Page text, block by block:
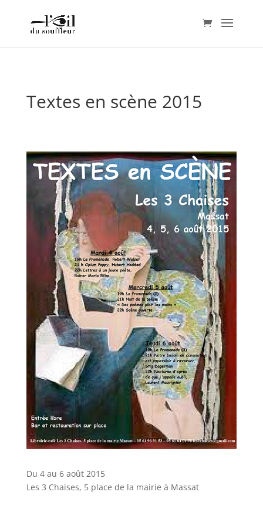
Textes en scène 2015
Du 4 au 6 août 2015
Les 3 Chaises, 5 place de la mairie à Massat